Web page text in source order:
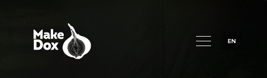
EN